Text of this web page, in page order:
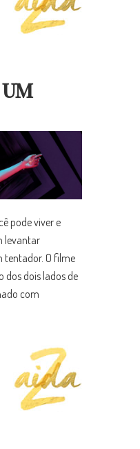
pode viver e
levantar
tentador. O filme
dos dois lados de
com